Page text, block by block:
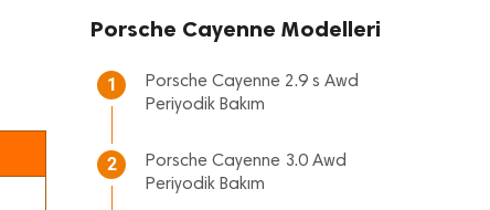
Porsche Cayenne Modelleri
1
Porsche Cayenne 2.9 s Awd
Periyodik Bakım
2
Porsche Cayenne 3.0 Awd
Periyodik Bakım